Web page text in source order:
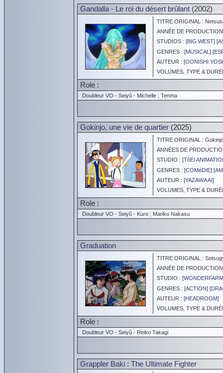
Gandalla - Le roi du désert brûlant (2002)
TITRE ORIGINAL :
ANNÉE DE
STUDIOS : [BIG WEST] [
GENRES : [MUSICAL ] [
AUTEUR : [OONISHI
VOLUMES, TYPE &
Role :
Doubleur VO - Seiyû - Michelle ; Tenma
Gokinjo, une vie de quartier (2025)
TITRE ORIGINAL :
ANNÉES DE
STUDIO : [TôEI
GENRES : [COMéDIE] [
AUTEUR : [YAZAWA AI]
VOLUMES, TYPE &
Role :
Doubleur VO - Seiyû - Kuro ; Mariko Nakasu
Graduation
TITRE ORIGINAL :
ANNÉE DE
STUDIO : [WONDERFARM
GENRES : [ACTION] [
AUTEUR : [HEADROOM]
VOLUMES, TYPE &
Role :
Doubleur VO - Seiyû - Reiko Takagi
Grappler Baki : The Ultimate Fighter